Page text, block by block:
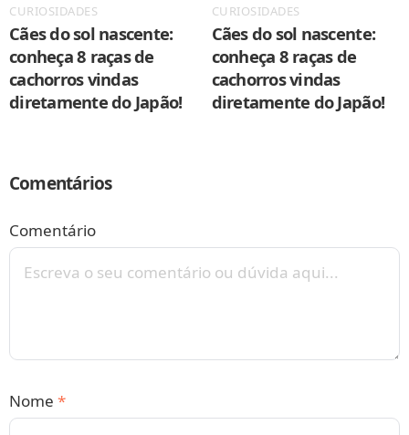
CURIOSIDADES
Cães do sol nascente:
conheça 8 raças de
cachorros vindas
diretamente do Japão!
CURIOSIDADES
Cães do sol nascente:
conheça 8 raças de
cachorros vindas
diretamente do Japão!
Comentários
Comentário
Nome *